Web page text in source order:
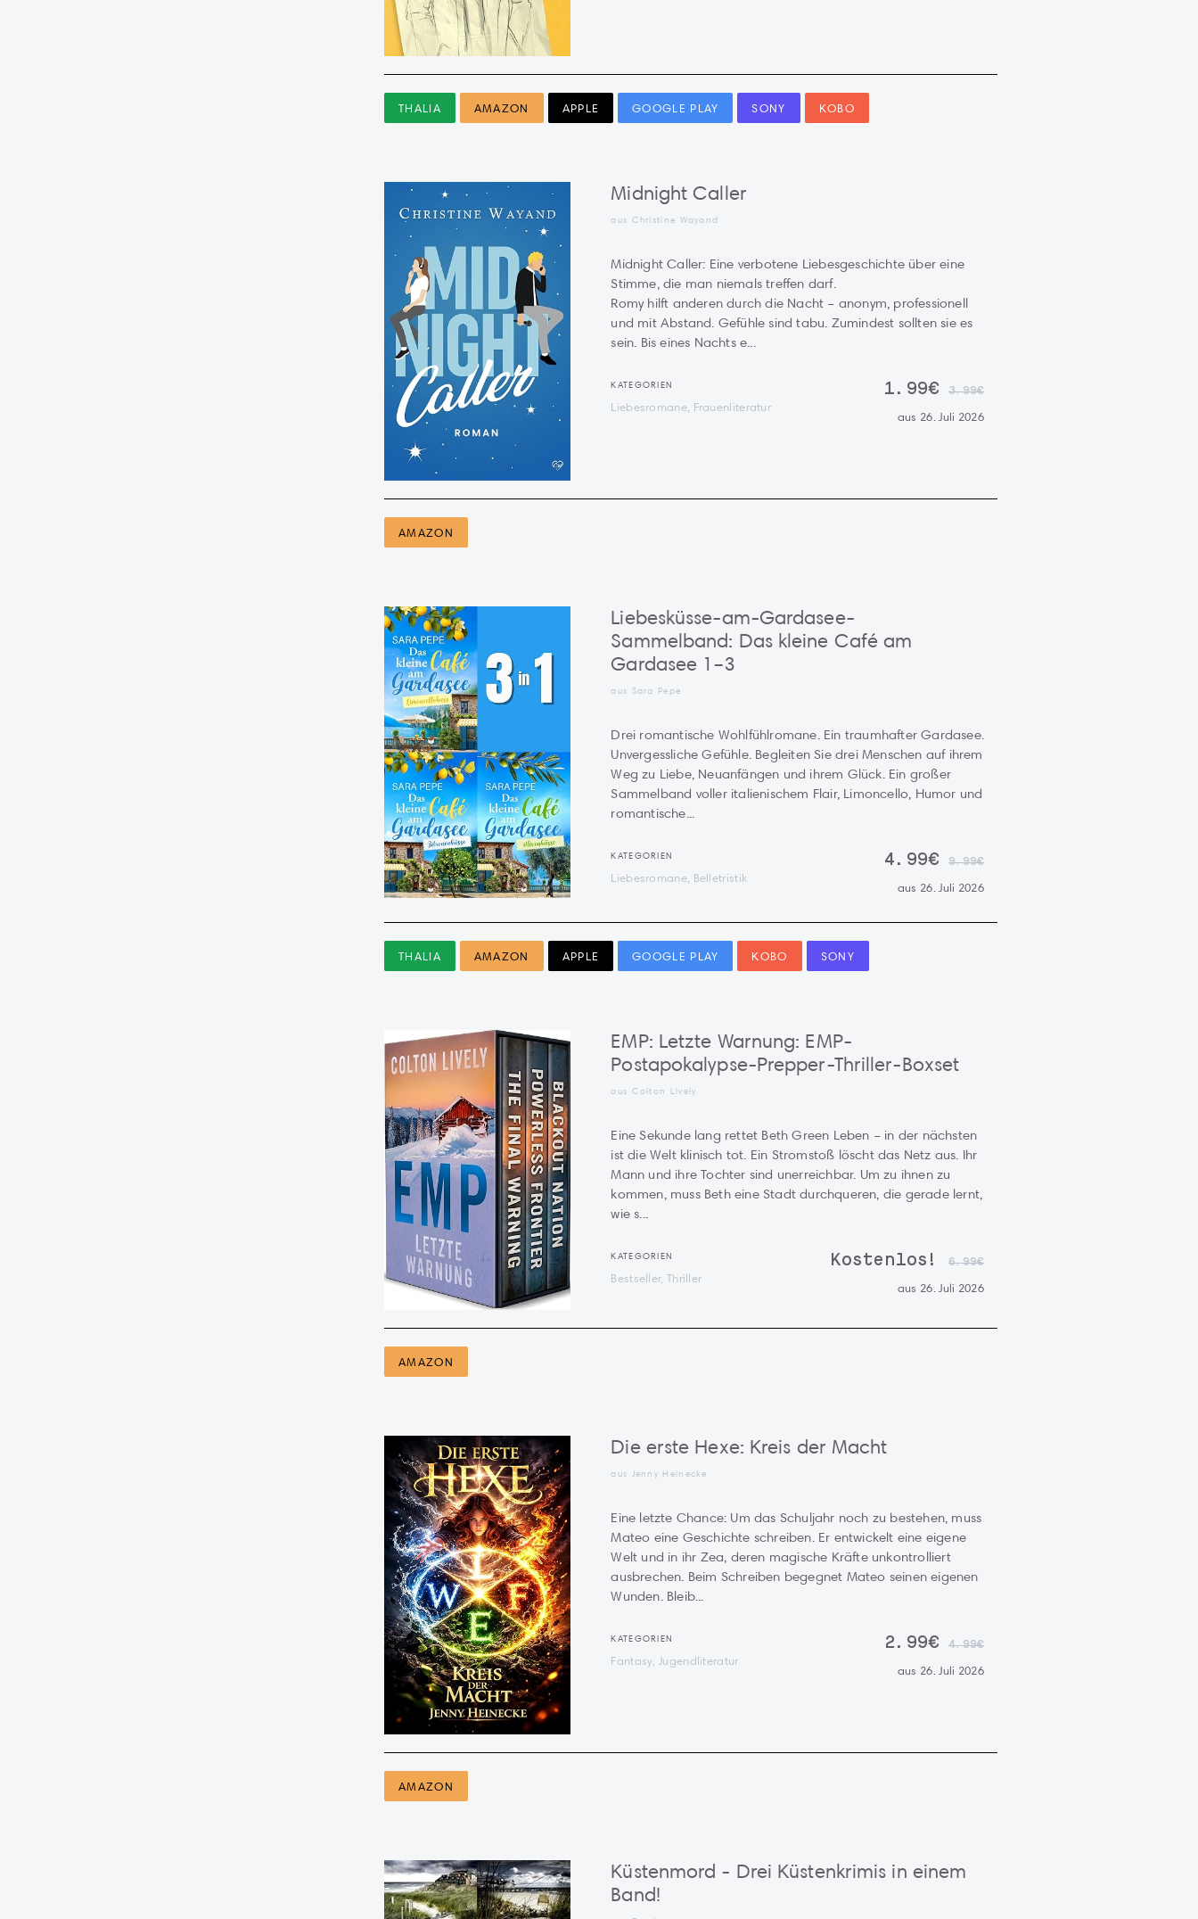
THALIA AMAZON APPLE GOOGLE PLAY SONY KOBO
Midnight Caller
aus Christine Wayand
Midnight Caller: Eine verbotene Liebesgeschichte über eine
Stimme, die man niemals treffen darf.
Romy hilft anderen durch die Nacht – anonym, professionell
und mit Abstand. Gefühle sind tabu. Zumindest sollten sie es
sein. Bis eines Nachts e...
KATEGORIEN
Liebesromane, Frauenliteratur
1.99€ 3.99€
aus 26. Juli 2026
AMAZON
Liebesküsse-am-Gardasee-
Sammelband: Das kleine Café am
Gardasee 1–3
aus Sara Pepe
Drei romantische Wohlfühlromane. Ein traumhafter Gardasee.
Unvergessliche Gefühle. Begleiten Sie drei Menschen auf ihrem
Weg zu Liebe, Neuanfängen und ihrem Glück. Ein großer
Sammelband voller italienischem Flair, Limoncello, Humor und
romantische...
KATEGORIEN
Liebesromane, Belletristik
4.99€ 9.99€
aus 26. Juli 2026
THALIA AMAZON APPLE GOOGLE PLAY KOBO SONY
EMP: Letzte Warnung: EMP-
Postapokalypse-Prepper-Thriller-Boxset
aus Colton Lively
Eine Sekunde lang rettet Beth Green Leben – in der nächsten
ist die Welt klinisch tot. Ein Stromstoß löscht das Netz aus. Ihr
Mann und ihre Tochter sind unerreichbar. Um zu ihnen zu
kommen, muss Beth eine Stadt durchqueren, die gerade lernt,
wie s...
KATEGORIEN
Bestseller, Thriller
Kostenlos! 6.99€
aus 26. Juli 2026
AMAZON
Die erste Hexe: Kreis der Macht
aus Jenny Heinecke
Eine letzte Chance: Um das Schuljahr noch zu bestehen, muss
Mateo eine Geschichte schreiben. Er entwickelt eine eigene
Welt und in ihr Zea, deren magische Kräfte unkontrolliert
ausbrechen. Beim Schreiben begegnet Mateo seinen eigenen
Wunden. Bleib...
KATEGORIEN
Fantasy, Jugendliteratur
2.99€ 4.99€
aus 26. Juli 2026
AMAZON
Küstenmord - Drei Küstenkrimis in einem
Band!